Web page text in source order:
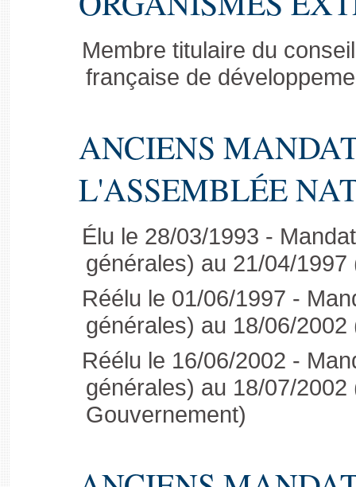
Membre titulaire du
française de
ANCIENS
L'ASSEMBLÉE
Élu le 28/03/1993 -
générales) au 21/04/
Réélu le 01/06/1997 -
générales) au 18/06/
Réélu le 16/06/2002 -
générales) au 18/07/
Gouvernement)